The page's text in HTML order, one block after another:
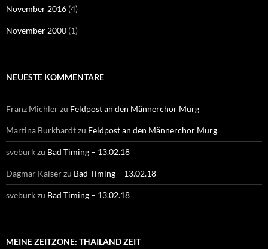
November 2016 (4)
November 2000 (1)
NEUESTE KOMMENTARE
Franz Michlerzu Feldpost an den Männerchor Murg
Martina Burkhardtzu Feldpost an den Männerchor Murg
sveburkzu Bad Timing – 13.02.18
Dagmar Kaiserzu Bad Timing – 13.02.18
sveburkzu Bad Timing – 13.02.18
MEINE ZEITZONE: THAILAND ZEIT